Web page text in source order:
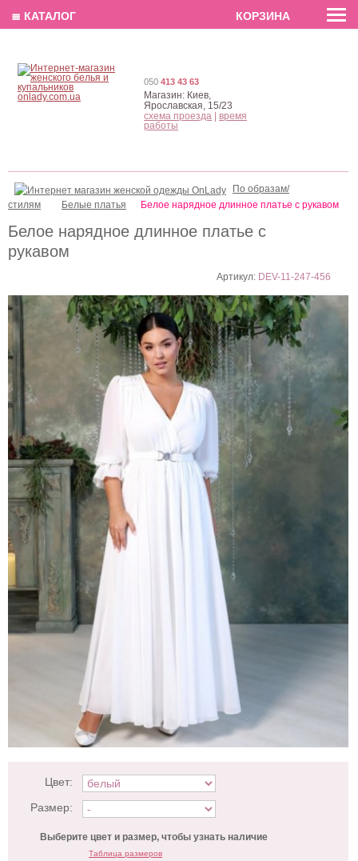
EN РУС
Белое нарядное длинное платье с
рукавом
Артикул: DEV-11-247-456
Цвет:
Размер:
Выберите цвет и размер, чтобы узнать наличие
Таблица размеров
По образам/
стилям
Белые платья Белое нарядное длинное платье с рукавом
050 413 43 63
Магазин: Киев,
Ярославская, 15/23
схема проезда
время
работы
≣ КАТАЛОГ КОРЗИНА